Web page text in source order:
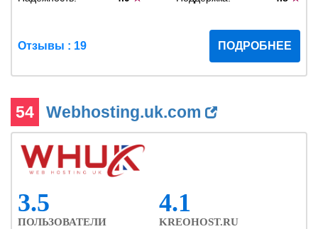
Отзывы : 19 ПОДРОБНЕЕ
54 Webhosting.uk.com
3.5
ПОЛЬЗОВАТЕЛИ
4.1
KREOHOST.RU